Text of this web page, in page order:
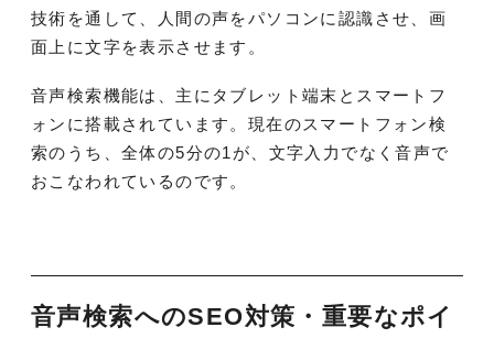
技術を通して、人間の声をパソコンに認識させ、画
面上に文字を表示させます。
音声検索機能は、主にタブレット端末とスマートフ
ォンに搭載されています。現在のスマートフォン検
索のうち、全体の5分の1が、文字入力でなく音声で
おこなわれているのです。
音声検索へのSEO対策・重要なポイ